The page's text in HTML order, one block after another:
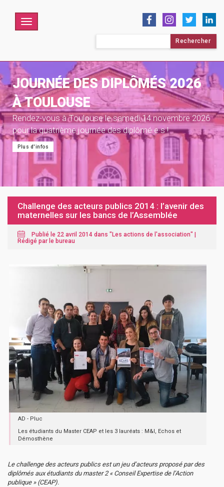
Menu
JOURNÉE DES DIPLÔMÉS 2026
À TOULOUSE
Rendez-vous à Toulouse le samedi 14 novembre 2026
pour la quatrième journée des diplômé·e·s !
Plus d'infos
Challenge des acteurs publics 2014 : l’avenir des
maternelles sur les bancs de l’Assemblée
Publié le 22 avril 2014 dans "Les actions de l'association" |
Rédigé par le bureau
AD - Pluc
Les étudiants du Master CEAP et les 3 lauréats : M&I, Echos et
Démosthène
Le challenge des acteurs publics est un jeu d’acteurs proposé par des
diplômés aux étudiants du master 2 « Conseil Expertise de l’Action
publique » (CEAP).